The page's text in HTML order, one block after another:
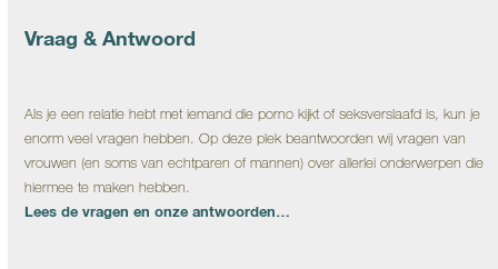
Vraag & Antwoord
Als je een relatie hebt met iemand die porno kijkt of seksverslaafd is, kun je
enorm veel vragen hebben. Op deze plek beantwoorden wij vragen van
vrouwen (en soms van echtparen of mannen) over allerlei onderwerpen die
hiermee te maken hebben.
Lees de vragen en onze antwoorden…